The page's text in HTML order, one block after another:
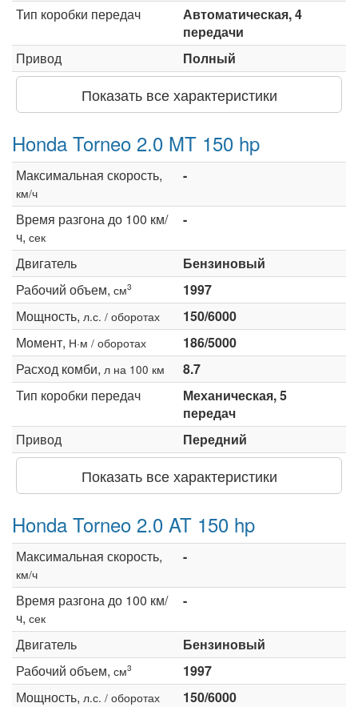
Тип коробки передач
Автоматическая, 4
передачи
Привод
Полный
Показать все характеристики
Honda Torneo 2.0 MT 150 hp
Максимальная скорость,
км/ч
-
Время разгона до 100 км/
ч, сек
-
Двигатель
Бензиновый
Рабочий объем, см3
1997
Мощность, л.с. / оборотах
150/6000
Момент, Н·м / оборотах
186/5000
Расход комби, л на 100 км
8.7
Тип коробки передач
Механическая, 5
передач
Привод
Передний
Показать все характеристики
Honda Torneo 2.0 AT 150 hp
Максимальная скорость,
км/ч
-
Время разгона до 100 км/
ч, сек
-
Двигатель
Бензиновый
Рабочий объем, см3
1997
Мощность, л.с. / оборотах
150/6000